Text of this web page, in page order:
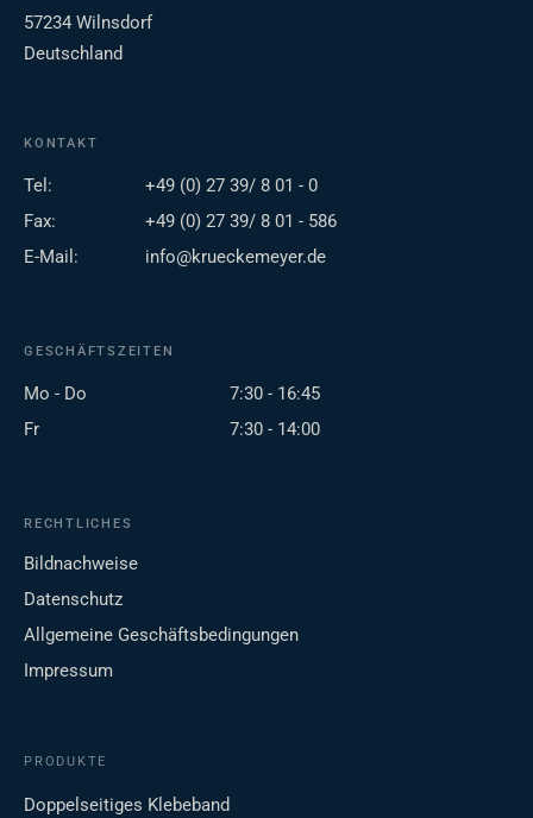
57234 Wilnsdorf
Deutschland
KONTAKT
Tel:
+49 (0) 27 39/ 8 01 - 0
Fax:
+49 (0) 27 39/ 8 01 - 586
E-Mail:
info@krueckemeyer.de
GESCHÄFTSZEITEN
Mo - Do
7:30 - 16:45
Fr
7:30 - 14:00
RECHTLICHES
Bildnachweise
Datenschutz
Allgemeine Geschäftsbedingungen
Impressum
PRODUKTE
Doppelseitiges Klebeband